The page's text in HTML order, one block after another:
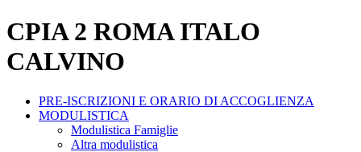
CPIA 2 ROMA ITALO
CALVINO
PRE-ISCRIZIONI E ORARIO DI ACCOGLIENZA
MODULISTICA
Modulistica Famiglie
Altra modulistica